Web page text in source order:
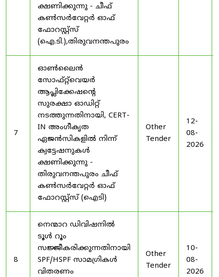
ക്ഷണിക്കുന്നു - ചീഫ്
കൺസർവേറ്റർ ഓഫ്
ഫോറസ്റ്റ്സ്
(ഐ.ടി.),തിരുവനന്തപുരം
7
ഓൺലൈൻ
സോഫ്റ്റ്‌വെയർ
ആപ്ലിക്കേഷന്റെ
സുരക്ഷാ ഓഡിറ്റ്
നടത്തുന്നതിനായി, CERT-
IN അംഗീകൃത
ഏജൻസികളിൽ നിന്ന്
ക്വട്ടേഷനുകൾ
ക്ഷണിക്കുന്നു -
തിരുവനന്തപുരം ചീഫ്
കൺസർവേറ്റർ ഓഫ്
ഫോറസ്റ്റ്സ് (ഐടി)
Other
Tender
12-
08-
2026
8
നെന്മാറ ഡിവിഷനിൽ
ടൂൾ റൂം
സജ്ജീകരിക്കുന്നതിനായി
SPF/HSPF സാമഗ്രികൾ
വിതരണം
Other
Tender
10-
08-
2026